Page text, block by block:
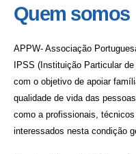
Quem somos
APPW- Associação
IPSS (Instituição Particular
com o objetivo de apoiar
qualidade de vida das
como a profissionais,
interessados nesta condição